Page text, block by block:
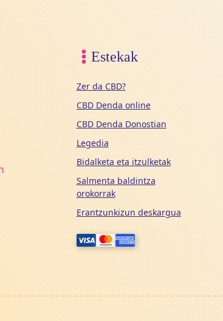
Estekak
Zer da CBD?
CBD Denda online
CBD Denda Donostian
Legedia
Bidalketa eta itzulketak
Salmenta baldintza
orokorrak
Erantzunkizun deskargua